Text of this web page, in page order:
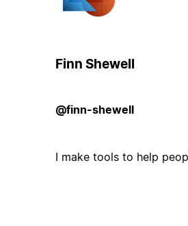
Finn Shewell
@finn-shewell
I make tools to help